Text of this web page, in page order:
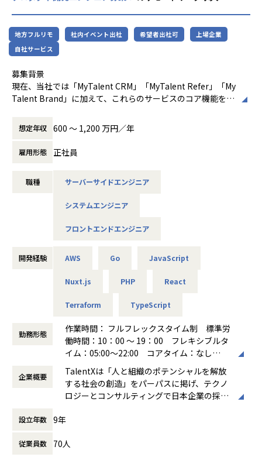
・製品知識や関連技術の学習、担当領域・業務内容の理解
◎2～6か月
・実際の製品を利用した課題対応やサンプル作成
・先輩社員のレビューやフォローを受けながらテクニカルサ
ポート業務を担当
・お客様からの技術問い合わせ対応、製品利用状況や課題の
・先輩社員の指導を受けながらプロダクトエンジニア業務へ
担当業務に関するスキルや専門性を高めながらより高い職位
一定の職位に達した方は、希望や適性に応じて、マネジメン
もあります）。 主に関東を中心に日帰り出張となります。
■出社勤務の有無
年１，２回の事業部全体ミーティング（上記以外の特別な事
由等で会社から指示があった場合）
※出社先は指示された国内拠点（本社、関東支社）のいずれ
かになります。
【業務の変更の範囲】
会社の定める範囲
ビリティ改善含む）
・UI/UXの組織文化を浸透させる計画立案と遂行
・フロントエンドのテストやコーディングのサポート
・チームメンバーのマネジメント業務（スクラム、1on1、
※リーダー候補のみ
【業務のやりがい】
当社の顧客は、日本を代表するような、あるいは日本経済の
そのため、顧客が抱える課題も広義にわたります。パッケー
消されるか」を開発が主体となって考えることで、昨日を実
ろがやりがいのひとつです。
響力が大きい重要な機能に携われることも魅力です。
関する課題は数多あります。組織としても優先度の高いUI/U
X向上に対して推進力をもって継続的に取り組めることも大
きなやりがいにつながります。
「COMPANY」シリーズのうち、申請・人事考課・年末調整
などの人事管理・ワークフローを扱うプロダクトが対象で
・多くの現場従業員に利用される製品のため、「COMPAN
Y」シリーズの中でも利用者数が圧倒的に多い機能に携わる
ことができます
や機能制約を考慮した難易度が高い機能を設計・実装できま
・顧客の業務を支える、重要な役割を担う機能の開発に携わ
地方フルリモ 社内イベント出社 希望者出社可
上場企業
自社サービス
募集背景
現在、当社では「MyTalent CRM」「MyTalent Refer」「My
Talent Brand」に加えて、これらのサービスのコア機能を集
事業を含めた統合的なプラットフォーム化の実現を目指して
おります。
これらのプラットフォーム化を目指しながら、個々の事業を
より伸ばしていくために、tech組織の拡大は必須であり、各
だくエンジニアを募集しております。
ミッション （ポジション）
おける既存プロダクト「MyTalent CRM」「MyTalent Refe
ビスの開発・運用を担っていただきます。開発業務に加え
や、メンバー育成、プロジェクトマネジメントといったこと
フロントエンド・バックエンドといった領域に関しては、フ
門性を持った方もどちらも歓迎しております。
⚪︎ 具体的な業務内容
1,000社/70万人以上にご利用いただく「MyTalent Platfor
m」における、既存プロダクト「MyTalent CRM」「MyTale
新規サービスや機能の開発をご担当頂きます。
＜4つのプロダクト/サービス＞
想定年収 600 〜 1,200 万円／年
雇用形態 正社員
職種 サーバーサイドエンジニア
システムエンジニア
フロントエンドエンジニア
開発経験 AWS Go JavaScript
Nuxt.js PHP React
Terraform TypeScript
勤務形態
作業時間： フルフレックスタイム制 標準労
働時間：10：00 ～ 19：00 フレキシブルタ
イム：05:00～22:00 コアタイム：なし
フルフレックス制
時間外労働の有無： 有（月平均10時間）
休憩時間： 60分
企業概要
TalentXは「人と組織のポテンシャルを解放
する社会の創造」をパーパスに掲げ、テクノ
ロジーとコンサルティングで日本企業の採用
タレント獲得プラットフォーム「Myシリー
数1,000社・累計リクルーター数100万人を突
設立年数 9年
従業員数 70人